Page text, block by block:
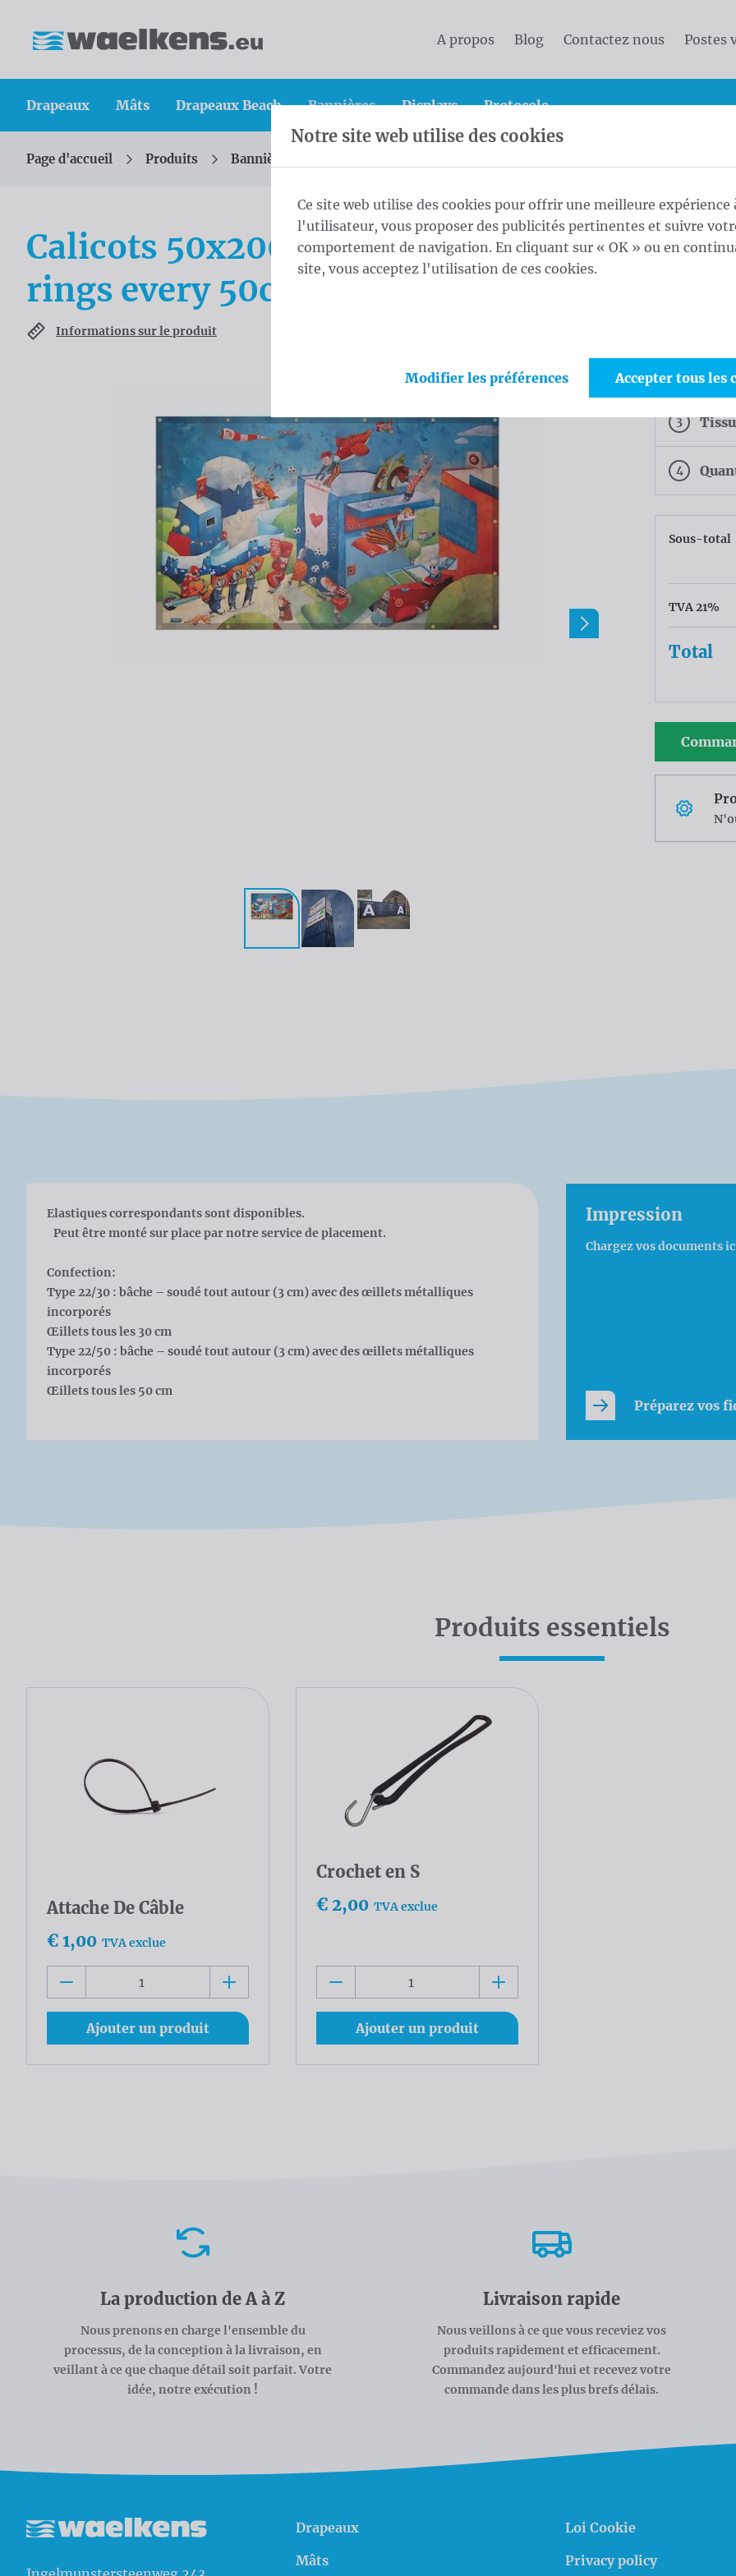
A propos Blog Contactez nous Postes
Drapeaux Mâts Drapeaux Beach Bannières Displays Protocole
Vous êtes ici :
Page d'accueil Produits Bannières
Calicots 50x200 cm Blockout (R/V)
rings every 50cm
Informations sur le produit
1
2
3 Tissu
4
Sous-total
TVA 21%
Total
Elastiques correspondants sont disponibles.
Peut être monté sur place par notre service de placement.
Confection:
Type 22/30 : bâche – soudé tout autour (3 cm) avec des œillets métalliques
incorporés
Œillets tous les 30 cm
Type 22/50 : bâche – soudé tout autour (3 cm) avec des œillets métalliques
incorporés
Œillets tous les 50 cm
Impression
Chargez vos documents
Préparez vos
Produits essentiels
Attache De Câble
€ 1,00 TVA exclue
Ajouter un produit
Crochet en S
€ 2,00 TVA exclue
Ajouter un produit
La production de A à Z
Nous prenons en charge l'ensemble du
processus, de la conception à la livraison, en
veillant à ce que chaque détail soit parfait. Votre
idée, notre exécution !
Livraison rapide
Nous veillons à ce que vous receviez vos
produits rapidement et efficacement.
Commandez aujourd'hui et recevez votre
commande dans les plus brefs délais.
Drapeaux
Mâts
Loi Cookie
Privacy policy
Notre site web utilise des cookies
Ce site web utilise des cookies pour offrir une meilleure expérience
l'utilisateur, vous proposer des publicités pertinentes et suivre
comportement de navigation. En cliquant sur « OK » ou en
site, vous acceptez l'utilisation de ces cookies.
Modifier les préférences Accepter tous les